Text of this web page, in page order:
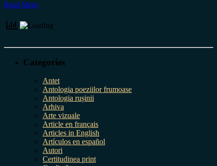
Read More
Categories
Antet
Antologia poeziilor frumoase
Antologia rușinii
Arhiva
Arte vizuale
Article en français
Articles in English
Artículos en español
Autori
Certitudinea print